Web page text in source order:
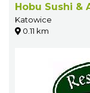
Hobu Sushi &
Katowice
0.11 km